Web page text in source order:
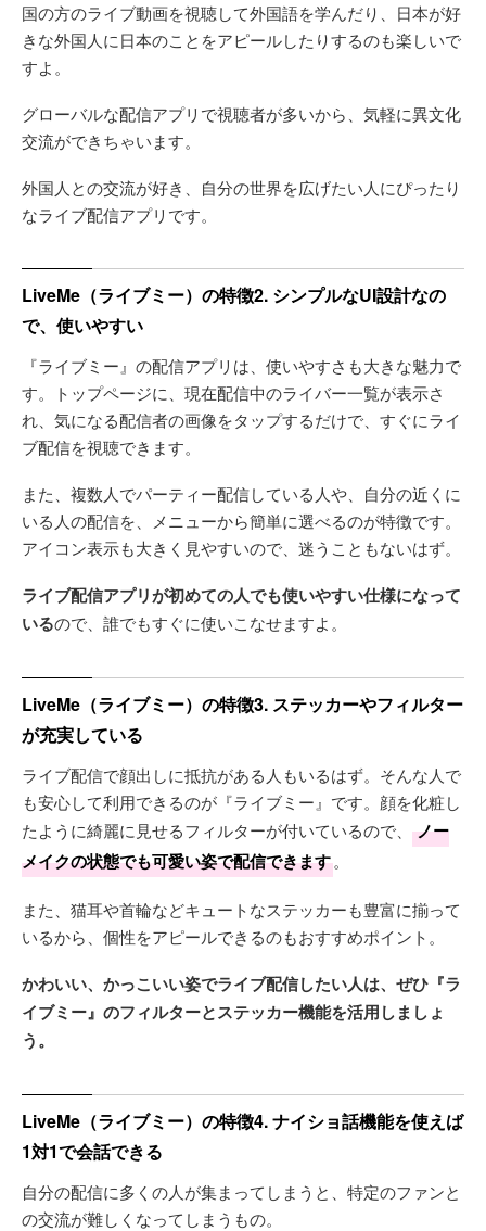
国の方のライブ動画を視聴して外国語を学んだり、日本が好
きな外国人に日本のことをアピールしたりするのも楽しいで
すよ。
グローバルな配信アプリで視聴者が多いから、気軽に異文化
交流ができちゃいます。
外国人との交流が好き、自分の世界を広げたい人にぴったり
なライブ配信アプリです。
LiveMe（ライブミー）の特徴2. シンプルなUI設計なの
で、使いやすい
『ライブミー』の配信アプリは、使いやすさも大きな魅力で
す。トップページに、現在配信中のライバー一覧が表示さ
れ、気になる配信者の画像をタップするだけで、すぐにライ
ブ配信を視聴できます。
また、複数人でパーティー配信している人や、自分の近くに
いる人の配信を、メニューから簡単に選べるのが特徴です。
アイコン表示も大きく見やすいので、迷うこともないはず。
ライブ配信アプリが初めての人でも使いやすい仕様になって
いるので、誰でもすぐに使いこなせますよ。
LiveMe（ライブミー）の特徴3. ステッカーやフィルター
が充実している
ライブ配信で顔出しに抵抗がある人もいるはず。そんな人で
も安心して利用できるのが『ライブミー』です。顔を化粧し
たように綺麗に見せるフィルターが付いているので、
ノー
メイクの状態でも可愛い姿で配信できます。
また、猫耳や首輪などキュートなステッカーも豊富に揃って
いるから、個性をアピールできるのもおすすめポイント。
かわいい、かっこいい姿でライブ配信したい人は、ぜひ『ラ
イブミー』のフィルターとステッカー機能を活用しましょ
う。
LiveMe（ライブミー）の特徴4. ナイショ話機能を使えば
1対1で会話できる
自分の配信に多くの人が集まってしまうと、特定のファンと
の交流が難しくなってしまうもの。